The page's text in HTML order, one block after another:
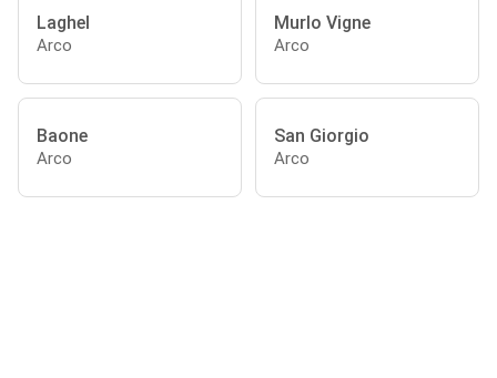
Laghel
Arco
Murlo Vigne
Arco
Baone
Arco
San Giorgio
Arco